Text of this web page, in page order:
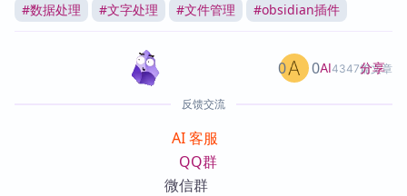
#数据处理 #文字处理 #文件管理 #obsidian插件
AI4347篇文章
0 0 分享
反馈交流
AI 客服
QQ群
微信群